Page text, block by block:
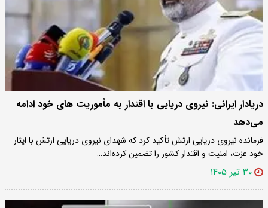
دریادار ایرانی: نیروی دریایی با اقتدار به مأموریت های خود ادامه
می‌دهد
فرمانده نیروی دریایی ارتش تأکید کرد که شهدای نیروی دریایی ارتش با ایثار
خود عزت، امنیت و اقتدار کشور را تضمین کرده‌اند…
۳۰ تیر ۱۴۰۵